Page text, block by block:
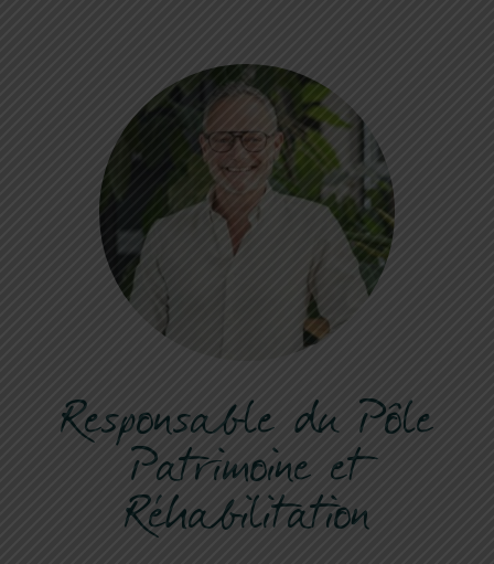
Responsable du Pôle
Patrimoine et
Réhabilitation